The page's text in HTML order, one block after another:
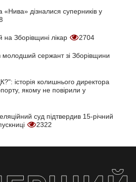
«Нива» дізналися суперників у
на Зборівщині лікар 2704
молодший сержант зі Зборівщини
історія колишнього директора
якому не повірили у
суд підтвердив 15-річний
2322